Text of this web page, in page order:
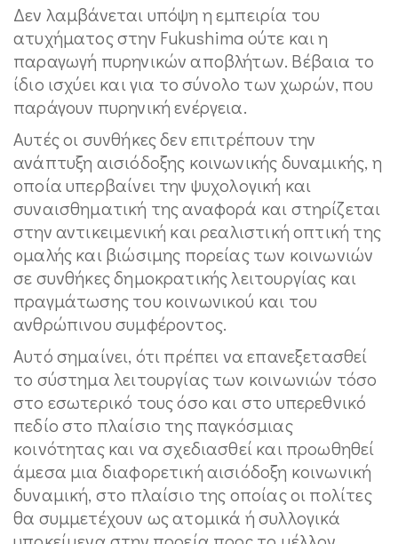
Δεν λαμβάνεται υπόψη η εμπειρία του
ατυχήματος στην Fukushima ούτε και η
παραγωγή πυρηνικών αποβλήτων. Βέβαια το
ίδιο ισχύει και για το σύνολο των χωρών, που
παράγουν πυρηνική ενέργεια.
Αυτές οι συνθήκες δεν επιτρέπουν την
ανάπτυξη αισιόδοξης κοινωνικής δυναμικής, η
οποία υπερβαίνει την ψυχολογική και
συναισθηματική της αναφορά και στηρίζεται
στην αντικειμενική και ρεαλιστική οπτική της
ομαλής και βιώσιμης πορείας των κοινωνιών
σε συνθήκες δημοκρατικής λειτουργίας και
πραγμάτωσης του κοινωνικού και του
ανθρώπινου συμφέροντος.
Αυτό σημαίνει, ότι πρέπει να επανεξετασθεί
το σύστημα λειτουργίας των κοινωνιών τόσο
στο εσωτερικό τους όσο και στο υπερεθνικό
πεδίο στο πλαίσιο της παγκόσμιας
κοινότητας και να σχεδιασθεί και προωθηθεί
άμεσα μια διαφορετική αισιόδοξη κοινωνική
δυναμική, στο πλαίσιο της οποίας οι πολίτες
θα συμμετέχουν ως ατομικά ή συλλογικά